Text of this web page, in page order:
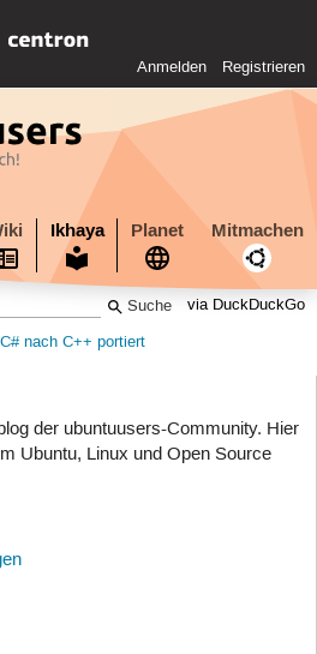
Anmelden Registrieren
Ikhaya Planet Mitmachen
via DuckDuckGo
nach C++ portiert
der ubuntuusers-Community. Hier
Ubuntu, Linux und Open Source